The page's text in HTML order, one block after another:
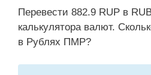
Перевести 882.9 RUP в
калькулятора валют.
в Рублях ПМР?